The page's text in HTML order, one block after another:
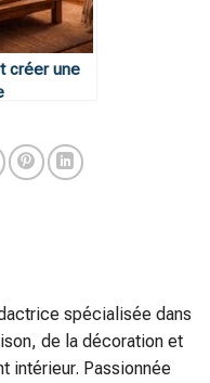
créer une
spécialisée dans
de la décoration et
intérieur. Passionnée